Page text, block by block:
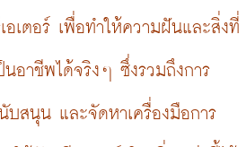
อเตอร์ เพื่อทำให้ความฝันและสิ่งที่
นอาชีพได้จริงๆ ซึ่งรวมถึงการ
บสนุน และจัดหาเครื่องมือการ